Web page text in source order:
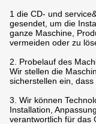
1 die CD- und
gesendet, um die
ganze Maschine,
vermeiden oder zu
2. Probelauf des
Wir stellen die
sicherstellen ein,
3. Wir können
Installation,
verantwortlich für das